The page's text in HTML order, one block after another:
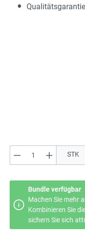
Produkt STK
Bundle verfügbar
Machen Sie mehr
Kombinieren Sie
sichern Sie sich